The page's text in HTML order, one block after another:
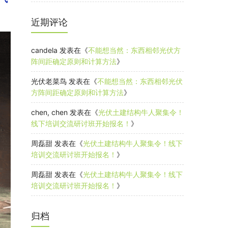
近期评论
candela 发表在《不能想当然：东西相邻光伏方
阵间距确定原则和计算方法》
光伏老菜鸟 发表在《不能想当然：东西相邻光伏
方阵间距确定原则和计算方法》
chen, chen 发表在《光伏土建结构牛人聚集令！
线下培训交流研讨班开始报名！ 》
周磊甜 发表在《光伏土建结构牛人聚集令！线下
培训交流研讨班开始报名！ 》
周磊甜 发表在《光伏土建结构牛人聚集令！线下
培训交流研讨班开始报名！ 》
归档